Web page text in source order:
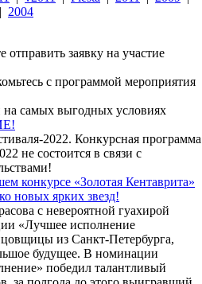
| 2004
заявку на участие
с программой мероприятия
на самых выгодных условиях
2022. Конкурсная программа
не состоится в связи с
конкурсе «Золотая Кентаврита»
новых ярких звезд!
с невероятной гуахирой
«Лучшее исполнение
из Санкт-Петербурга,
будущее. В номинации
победил талантливый